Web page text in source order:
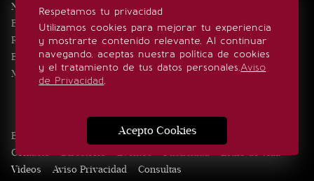
Respetamos tu privacidad
Utilizamos cookies para mejorar tu experiencia
y mostrarte contenido relevante. Al continuar
navegando, aceptas nuestra política de cookies
y el tratamiento de tus datos personales.Aviso
de Privacidad.
Acepto Cookies
Noticias
Eventos
Realeza
Estilo de vida
Minuto x Minuto
SÍGUENOS
Edición Impresa Noticias Quiénes somos
Contacto
Directorio Eventos Publicidad
Estilo de vida
Videos
Aviso Privacidad Consultas